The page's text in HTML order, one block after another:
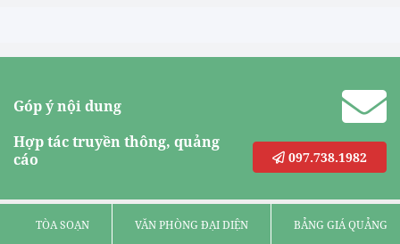
Góp ý nội dung
Hợp tác truyền thông, quảng
cáo
097.738.1982
TÒA SOẠN VĂN PHÒNG ĐẠI DIỆN BẢNG GIÁ QUẢNG